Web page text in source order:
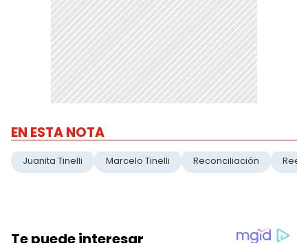
EN ESTA NOTA
Juanita Tinelli Marcelo Tinelli Reconciliación